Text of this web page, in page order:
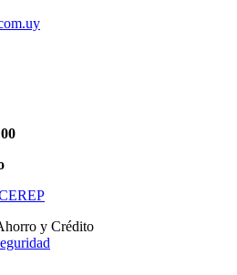
y Crédito